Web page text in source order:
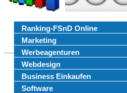
Ranking-FSnD Online
Marketing
Werbeagenturen
Webdesign
Business Einkaufen
Software